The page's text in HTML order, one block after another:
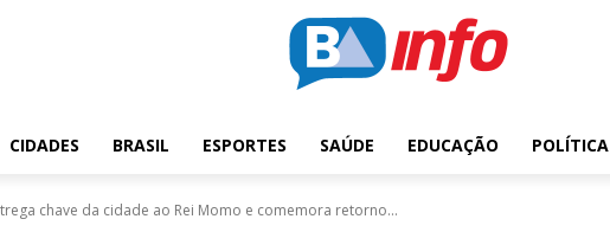
CIDADES BRASIL ESPORTES SAÚDE EDUCAÇÃO POLÍTICA
chave da cidade ao Rei Momo e comemora retorno...